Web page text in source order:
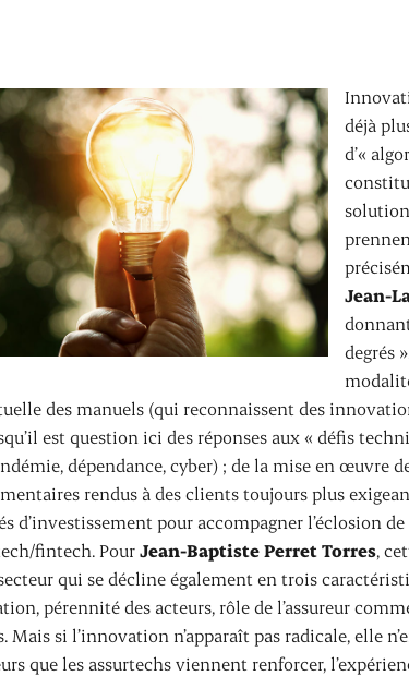
déjà
d’«
Jean-
degrés
des manuels (qui reconnaissent des
est question ici des réponses aux « défis
dépendance, cyber) ; de la mise en œuvre
rendus à des clients toujours plus
d’investissement pour accompagner l’éclosion
fintech. PourJean-Baptiste Perret Torres,
qui se décline également en trois
pérennité des acteurs, rôle de l’assureur
Mais si l’innovation n’apparaît pas radicale, elle
que les assurtechs viennent renforcer,